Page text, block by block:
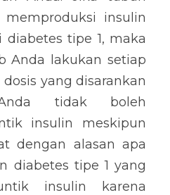
insulin
diabetes tipe 1, maka
Anda lakukan setiap
yang disarankan
tidak boleh
insulin meskipun
dengan alasan apa
diabetes tipe 1 yang
insulin karena